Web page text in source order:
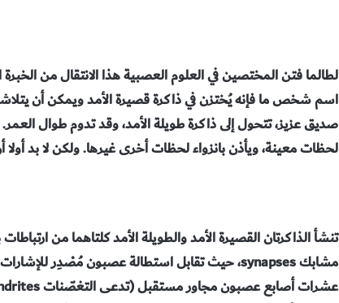
لطالما فتن المختصين في العلوم العصبية هذا الانتقال من
اسم شخص ما فإنه يُختزن في ذاكرة قصيرة الأمد ويمكن أن
صديق عزيز، تتحول إلى ذاكرة طويلة الأمد، وقد تدوم طوال
لحظات معينة، ويأذن بانزواء لحظات أخرى غيرها. ولكن لا بد
تنشأ الذاكرتان القصيرة الأمد والطويلة الأمد كلتاهما من